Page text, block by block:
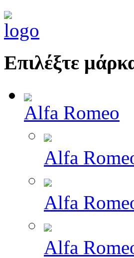
Επιλέξτε
Alfa Romeo
Alfa
Alfa
Alfa